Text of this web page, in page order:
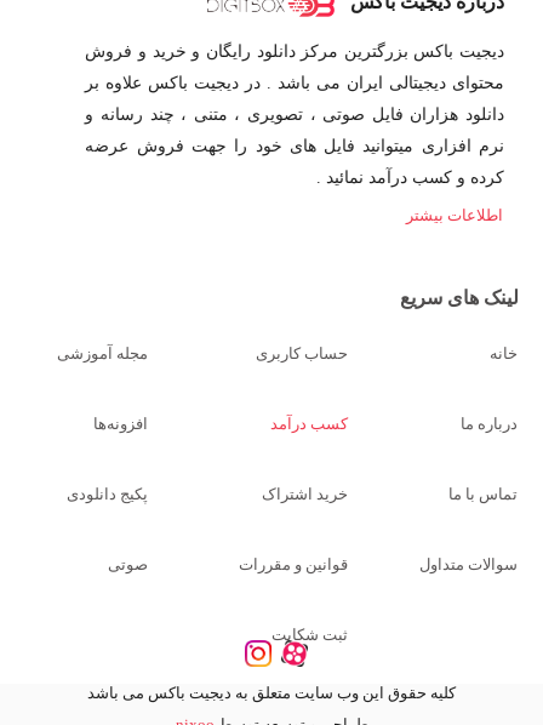
دیجیت باکس بزرگترین مرکز دانلود رایگان و خرید و فروش
محتوای دیجیتالی ایران می باشد . در دیجیت باکس علاوه بر
دانلود هزاران فایل صوتی ، تصویری ، متنی ، چند رسانه و
نرم افزاری میتوانید فایل های خود را جهت فروش عرضه
کرده و کسب درآمد نمائید .
اطلاعات بیشتر
لینک های سریع
خانه
درباره ما
تماس با ما
سوالات متداول
حساب کاربری
کسب درآمد
خرید اشتراک
قوانین و مقررات
ثبت شکایت
مجله آموزشی
افزونه‌ها
پکیج دانلودی
صوتی
کلیه حقوق این وب سایت متعلق به دیجیت باکس می باشد